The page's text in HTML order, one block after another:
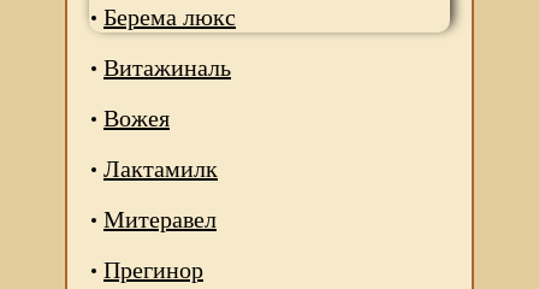
Берема люкс
Витажиналь
Вожея
Лактамилк
Митеравел
Прегинор